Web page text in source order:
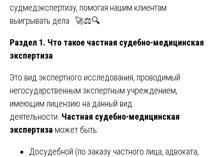
судмедэкспертизу, помогая нашим клиентам
выигрывать дела. 🚀⚖️🔍
Раздел 1. Что такое частная судебно-медицинская
экспертиза
Это вид экспертного исследования, проводимый
негосударственным экспертным учреждением,
имеющим лицензию на данный вид
деятельности. Частная судебно-медицинская
экспертиза может быть:
Досудебной (по заказу частного лица, адвоката,